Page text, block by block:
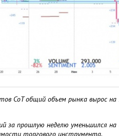
CoT общий объем рынка вырос на
за прошлую неделю уменьшился на
торгового инструмента.